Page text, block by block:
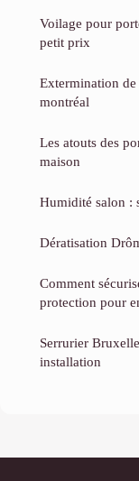
Voilage pour
petit prix
Extermination
montréal
Les atouts des
maison
Humidité salon :
Dératisation
Comment
protection pour
Serrurier
installation